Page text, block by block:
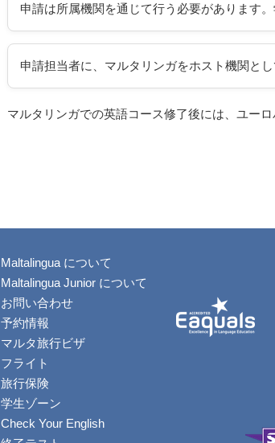
申請は所属機関を通じて行う必要があります
申請担当者に、マルタリンガをホスト機関と
マルタリンガでの英語コース修了後には、ユー
Maltalingua について
Maltalingua Junior について
お問い合わせ
予約情報
マルタ旅行ビザ
フライト
旅行保険
学生ゾーン
Check Your English